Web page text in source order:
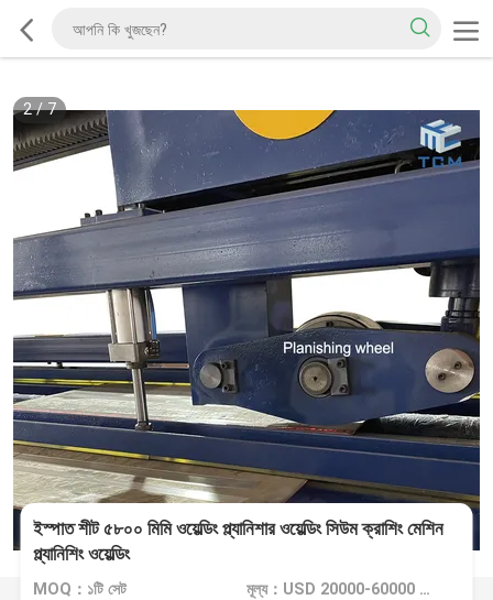
2/7
ইস্পাত শীট ৫৮০০ মিমি ওয়েল্ডিং প্ল্যানিশার ওয়েল্ডিং সিউম ক্রাশিং মেশিন
প্ল্যানিশিং ওয়েল্ডিং
MOQ：১টি সেট মূল্য：USD 20000-60000 Dollar per set